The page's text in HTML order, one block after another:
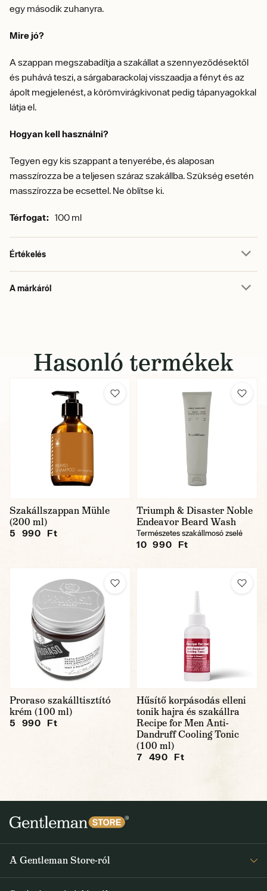
egy második zuhanyra.
Mire jó?
A szappan megszabadítja a szakállat a szennyeződésektől
és puhává teszi, a sárgabarackolaj visszaadja a fényt és az
ápolt megjelenést, a körömvirágkivonat pedig tápanyagokkal
látja el.
Hogyan kell használni?
Tegyen egy kis szappant a tenyerébe, és alaposan
masszírozza be a teljesen száraz szakállba. Szükség esetén
masszírozza be ecsettel. Ne öblítse ki.
Térfogat: 100 ml
Értékelés
A márkáról
Hasonló termékek
Szakállszappan Mühle
(200 ml)
5 990 Ft
Triumph & Disaster Noble
Endeavor Beard Wash
Természetes szakállmosó zselé
10 990 Ft
Proraso szakálltisztító
krém (100 ml)
5 990 Ft
Hűsítő korpásodás elleni
tonik hajra és szakállra
Recipe for Men Anti-
Dandruff Cooling Tonic
(100 ml)
7 490 Ft
A Gentleman Store-ról